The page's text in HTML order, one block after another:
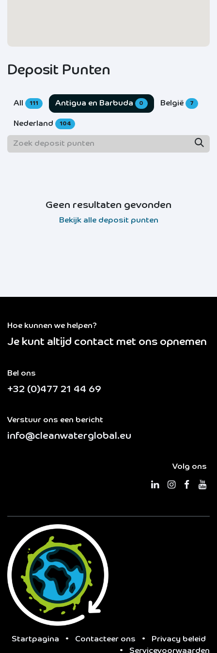
Deposit Punten
All 111 Antigua en Barbuda 0 België 7
Nederland 104
Geen resultaten gevonden
Bekijk alle deposit punten
Hoe kunnen we helpen?
Je kunt altijd contact met ons opnemen
Bel ons
+32 (0)477 21 44 69
Verstuur ons een bericht
info@cleanwaterglobal.eu
Volg ons
Startpagina • Contacteer ons •
Privacy beleid
•
Servicevoorwaarden